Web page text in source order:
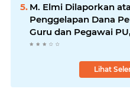
M. Elmi Dilaporkan
Penggelapan Dana
Guru dan Pegawai
Pastikan Proses
Lihat